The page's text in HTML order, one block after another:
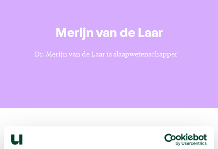
Merijn van de Laar
Dr. Merijn van de Laar is slaapwetenschapper